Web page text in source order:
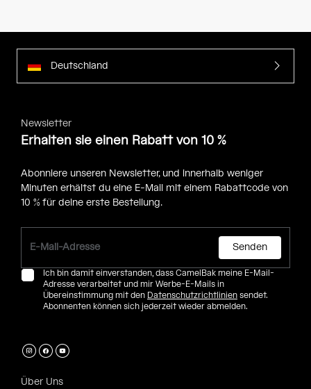
Deutschland
Newsletter
Erhalten sie einen Rabatt von 10 %
Abonniere unseren Newsletter, und innerhalb weniger
Minuten erhältst du eine E-Mail mit einem Rabattcode von
10 % für deine erste Bestellung.
Senden
Ich bin damit einverstanden, dass CamelBak meine E-Mail-
Adresse verarbeitet und mir Werbe-E-Mails in
Übereinstimmung mit den Datenschutzrichtlinien sendet.
Abonnenten können sich jederzeit wieder abmelden.
Über Uns